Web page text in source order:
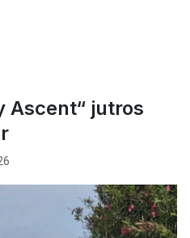
Ascent“ jutros